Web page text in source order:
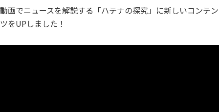
動画でニュースを解説する「ハテナの探究」に新しいコンテン
ツをUPしました！